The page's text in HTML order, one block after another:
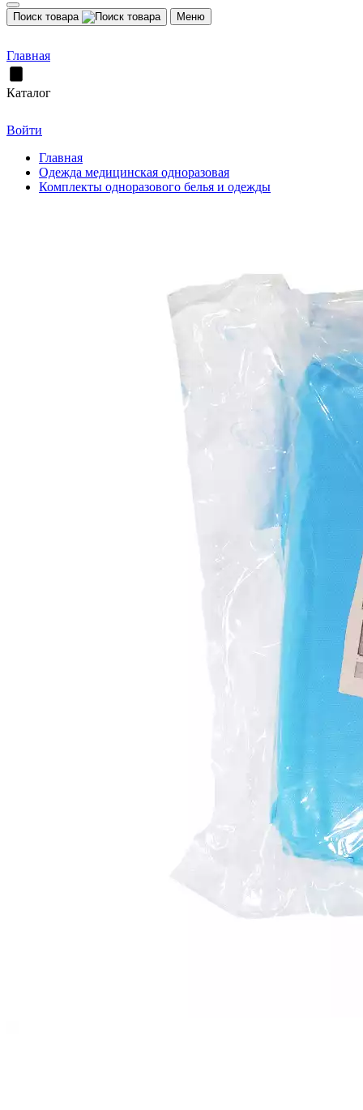
Поиск товара Меню
Главная
Каталог
Войти
Главная
Одежда медицинская одноразовая
Комплекты одноразового белья и одежды